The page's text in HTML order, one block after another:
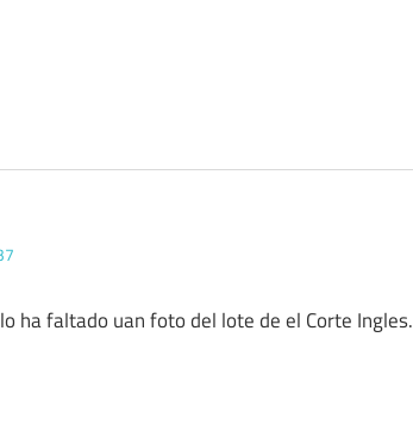
ha faltado uan foto del lote de el Corte Ingles.